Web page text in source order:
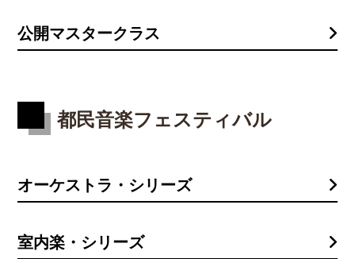
公開マスタークラス
都民音楽フェスティバル
オーケストラ・シリーズ
室内楽・シリーズ